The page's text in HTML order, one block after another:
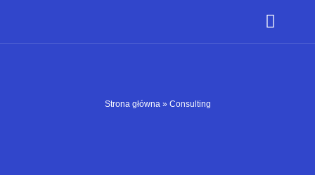
Strona główna» Consulting